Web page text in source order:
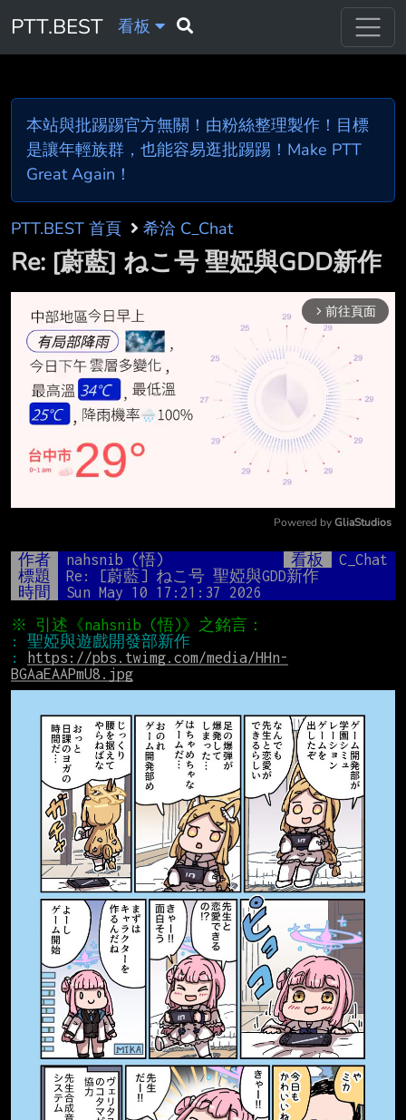
PTT.BEST 看板
本站與批踢踢官方無關！由粉絲整理製作！目標
是讓年輕族群，也能容易逛批踢踢！Make PTT
Great Again！
PTT.BEST 首頁 希洽 C_Chat
Re: [蔚藍] ねこ号 聖婭與GDD新作
arrow_forward_ios 前往頁面
Mute
Powered by GliaStudios
作者 nahsnib (悟) 看板
C_Chat
標題
Re: [蔚藍] ねこ号 聖婭與GDD新作
時間
Sun May 10 17:21:37 2026
:
https://pbs.twimg.com/media/HHn-
BGAaEAAPmU8.jpg